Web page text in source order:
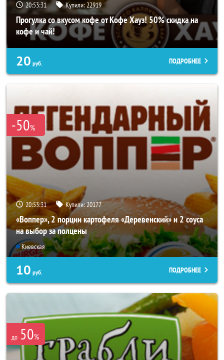
20:53:27 Купили:22919
Прогулка со вкусом кофе от Кофе Хауз! 50% скидка на
кофе и чай!
20 руб. ПОДРОБНЕЕ
-50%
20:53:27 Купили:20177
«Воппер», 2 порции картофеля «Деревенский» и 2 соуса
на выбор за полцены
Киевская
10 руб. ПОДРОБНЕЕ
до 50%